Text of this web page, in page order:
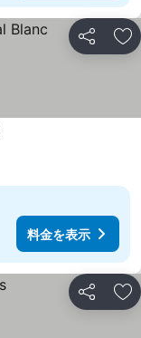
シェア お
料金を表示
シェア お